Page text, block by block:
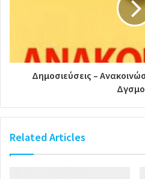
Δημοσιεύσεις –
Related Articles